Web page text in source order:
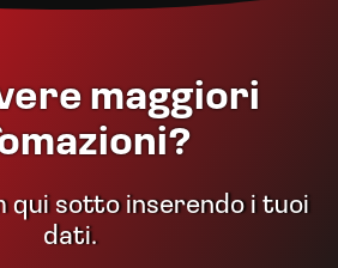
maggiori
qui sotto inserendo i tuoi
dati.